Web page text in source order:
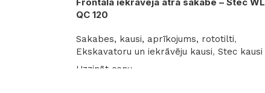
QC 120
Sakabes, kausi, aprīkojums, rototilti,
Ekskavatoru un iekrāvēju kausi, Stec kausi
Uzzināt cenu